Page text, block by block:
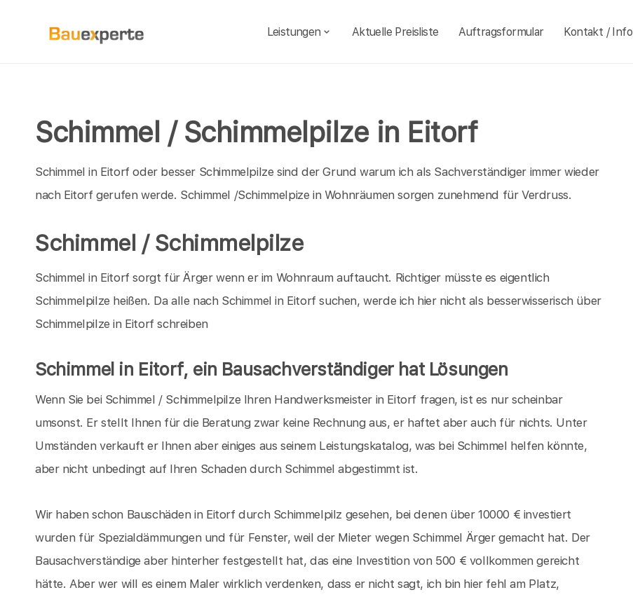
Leistungen Aktuelle Preisliste Auftragsformular Kontakt / Info
Schimmel / Schimmelpilze in Eitorf
Schimmel in Eitorf oder besser Schimmelpilze sind der Grund warum ich als Sachverständiger immer wieder
nach Eitorf gerufen werde. Schimmel /Schimmelpize in Wohnräumen sorgen zunehmend für Verdruss.
Schimmel / Schimmelpilze
Schimmel in Eitorf sorgt für Ärger wenn er im Wohnraum auftaucht. Richtiger müsste es eigentlich
Schimmelpilze heißen. Da alle nach Schimmel in Eitorf suchen, werde ich hier nicht als besserwisserisch über
Schimmelpilze in Eitorf schreiben
Schimmel in Eitorf, ein Bausachverständiger hat Lösungen
Wenn Sie bei Schimmel / Schimmelpilze Ihren Handwerksmeister in Eitorf fragen, ist es nur scheinbar
umsonst. Er stellt Ihnen für die Beratung zwar keine Rechnung aus, er haftet aber auch für nichts. Unter
Umständen verkauft er Ihnen aber einiges aus seinem Leistungskatalog, was bei Schimmel helfen könnte,
aber nicht unbedingt auf Ihren Schaden durch Schimmel abgestimmt ist.
Wir haben schon Bauschäden in Eitorf durch Schimmelpilz gesehen, bei denen über 10000 € investiert
wurden für Spezialdämmungen und für Fenster, weil der Mieter wegen Schimmel Ärger gemacht hat. Der
Bausachverständige aber hinterher festgestellt hat, das eine Investition von 500 € vollkommen gereicht
hätte. Aber wer will es einem Maler wirklich verdenken, dass er nicht sagt, ich bin hier fehl am Platz,